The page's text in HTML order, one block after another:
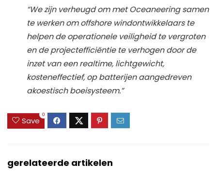
“We zijn verheugd om met Oceaneering samen
te werken om offshore windontwikkelaars te
helpen de operationele veiligheid te vergroten
en de projectefficiëntie te verhogen door de
inzet van een realtime, lichtgewicht,
kosteneffectief, op batterijen aangedreven
akoestisch boeisysteem.”
Save
0
gerelateerde artikelen